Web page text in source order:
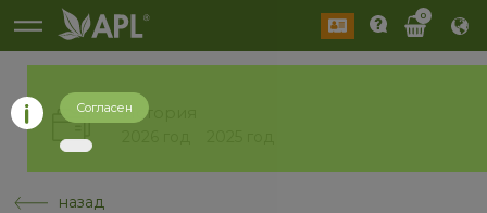
0
История
назад
Согласен